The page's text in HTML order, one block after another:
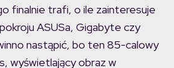
finalnie trafi, o ile zainteresuje
ASUSa, Gigabyte czy
nastąpić, bo ten 85-calowy
wyświetlający obraz w